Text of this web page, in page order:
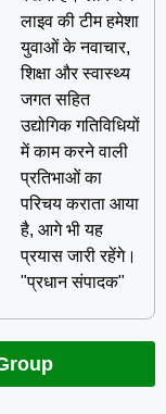
लाइव की टीम हमेशा
युवाओं के नवाचार,
शिक्षा और स्वास्थ्य
जगत सहित
उद्योगिक गतिविधियों
में काम करने वाली
प्रतिभाओं का
परिचय कराता आया
है, आगे भी यह
प्रयास जारी रहेंगे।
"प्रधान संपादक"